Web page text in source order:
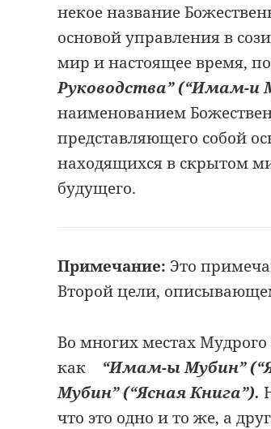
некое название
основой управления в
мир и настоящее время,
Руководства” (“Имам-и
наименованием
представляющего собой
находящихся в скрытом
будущего.
Примечание: Это
Второй цели,
Вомногих местах
как
“Имам-ы Мубин”
Мубин” (“Ясная Книга”).
что это однои то же, а